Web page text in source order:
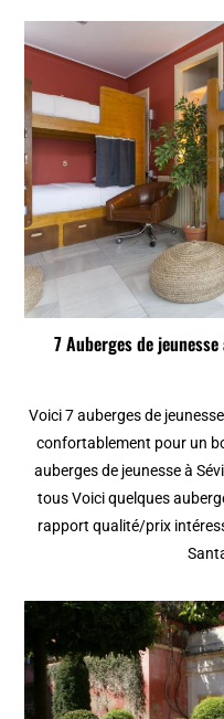
7 Auberges de
Voici 7 auberges de
confortablement pour un
auberges de jeunesse à
tous Voici quelques
rapport qualité/prix